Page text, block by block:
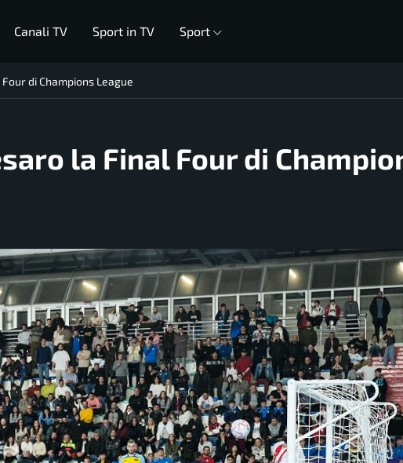
Canali TV Sport in TV Sport
di Champions League
la Final Four di